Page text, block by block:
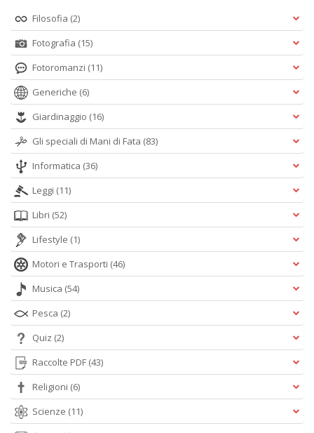
Filosofia (2)
Fotografia (15)
Fotoromanzi (11)
Generiche (6)
Giardinaggio (16)
Gli speciali di Mani di Fata (83)
Informatica (36)
Leggi (11)
Libri (52)
Lifestyle (1)
Motori e Trasporti (46)
Musica (54)
Pesca (2)
Quiz (2)
Raccolte PDF (43)
Religioni (6)
Scienze (11)